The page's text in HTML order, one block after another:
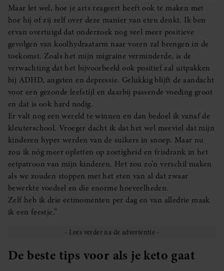
Maar let wel, hoe je arts reageert heeft ook te maken met
hoe hij of zij zelf over deze manier van eten denkt. Ik ben
ervan overtuigd dat onderzoek nog veel meer positieve
gevolgen van koolhydraatarm naar voren zal brengen in de
toekomst. Zoals het mijn migraine verminderde, is de
verwachting dat het bijvoorbeeld ook positief zal uitpakken
bij ADHD, angsten en depressie. Gelukkig blijft de aandacht
voor een gezonde leefstijl en daarbij passende voeding groot
en dat is ook hard nodig.
Er valt nog een wereld te winnen en dan bedoel ik vanaf de
kleuterschool. Vroeger dacht ik dat het wel meeviel dat mijn
kinderen hyper werden van de suikers in snoep. Maar nu
zou ik nóg meer opletten op zoetigheid en frisdrank in het
eetpatroon van mijn kinderen. Het zou zo’n verschil maken
als we zouden stoppen met het eten van al dat zwaar
bewerkte voedsel en die enorme hoeveelheden.
Zelf heb ik drie eetmomenten per dag en van alledrie maak
ik een feestje.”
De beste tips voor als je keto gaat